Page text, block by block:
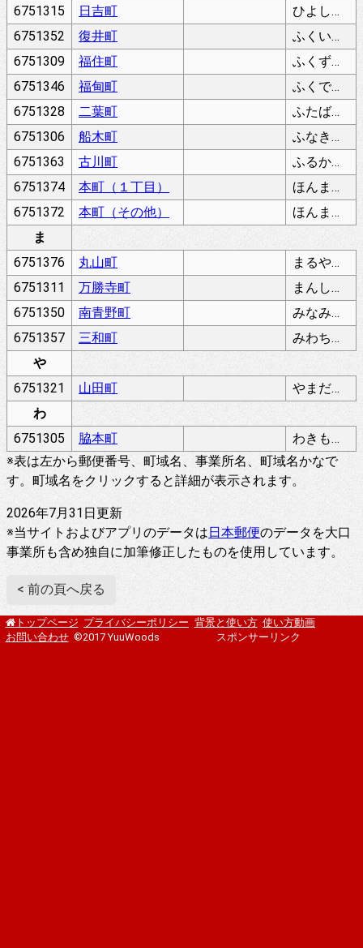
6751315
日吉町
ひよしちょう
6751352
復井町
ふくいちょう
6751309
福住町
ふくずみちょう
6751346
福甸町
ふくでんちょう
6751328
二葉町
ふたばちょう
6751306
船木町
ふなきちょう
6751363
古川町
ふるかわちょう
6751374
本町（１丁目）
ほんまち（１ちょうめ）
6751372
本町（その他）
ほんまち（そのた）
ま
6751376
丸山町
まるやまちょう
6751311
万勝寺町
まんしょうじちょう
6751350
南青野町
みなみあおのちょう
6751357
三和町
みわちょう
や
6751321
山田町
やまだちょう
わ
6751305
脇本町
わきもとちょう
※表は左から郵便番号、町域名、事業所名、町域名かなで
す。町域名をクリックすると詳細が表示されます。
2026年7月31日更新
※当サイトおよびアプリのデータは日本郵便のデータを大口
事業所も含め独自に加筆修正したものを使用しています。
< 前の頁へ戻る
トップページ プライバシーポリシー 背景と使い方 使い方動画
お問い合わせ ©2017 YuuWoods スポンサーリンク